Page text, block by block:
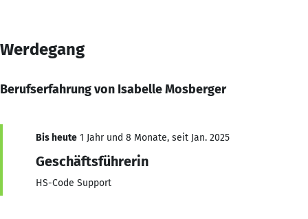
Werdegang
Berufserfahrung von Isabelle Mosberger
Bis heute 1 Jahr und 8 Monate, seit Jan. 2025
Geschäftsführerin
HS-Code Support